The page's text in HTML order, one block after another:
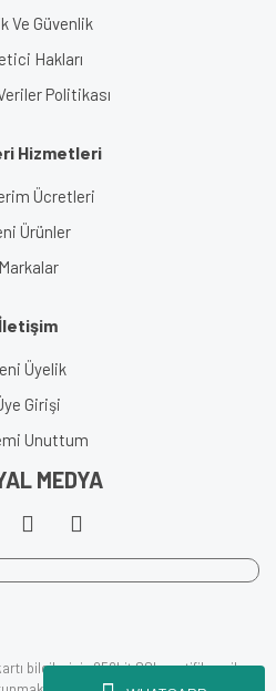
Ve Güvenlik
Hakları
Politikası
Hizmetleri
Ücretleri
Ürünler
Markalar
İletişim
Üyelik
Girişi
Unuttum
MEDYA
bilgileriniz 256bit SSL sertifikası ile